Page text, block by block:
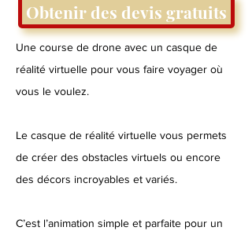
Obtenir des devis gratuits
Une course de drone avec un casque de
réalité virtuelle pour vous faire voyager où
vous le voulez.
Le casque de réalité virtuelle vous permets
de créer des obstacles virtuels ou encore
des décors incroyables et variés.
C’est l’animation simple et parfaite pour un